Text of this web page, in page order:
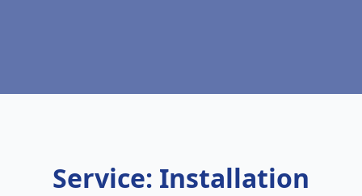
Service: Installation